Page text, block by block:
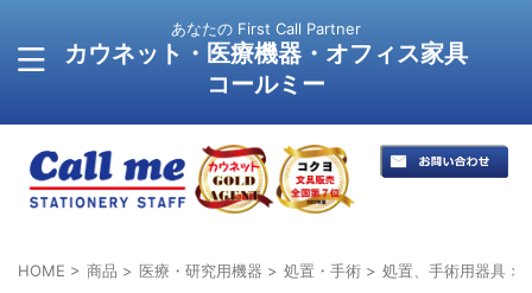
あなたの First Call Partner
カウネット・医療機器・オフィス家具
コールミー
HOME > 商品 > 医療・研究用機器 > 処置・手術 > 処置、手術用器具 >